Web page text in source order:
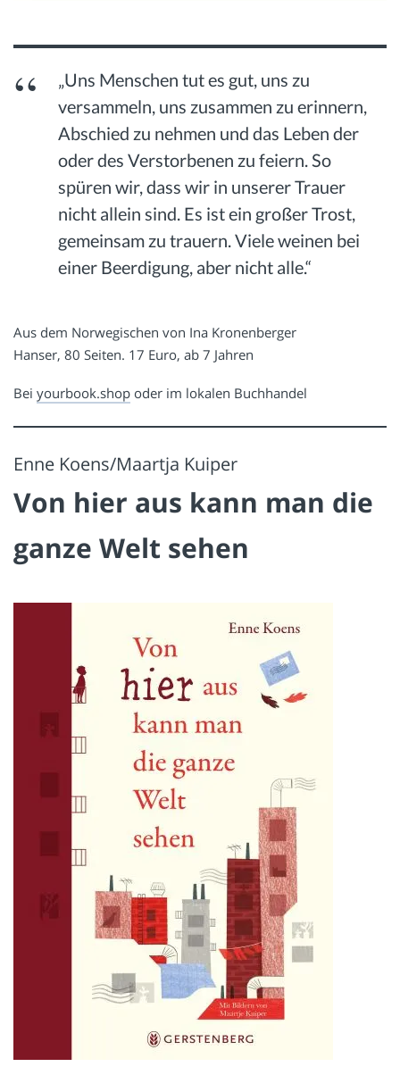
„Uns Menschen tut es gut, uns zu
versammeln, uns zusammen zu erinnern,
Abschied zu nehmen und das Leben der
oder des Verstorbenen zu feiern. So
spüren wir, dass wir in unserer Trauer
nicht allein sind. Es ist ein großer Trost,
gemeinsam zu trauern. Viele weinen bei
einer Beerdigung, aber nicht alle.“
Aus dem Norwegischen von Ina Kronenberger
Hanser, 80 Seiten. 17 Euro, ab 7 Jahren
Bei yourbook.shop oder im lokalen Buchhandel
Enne Koens/Maartja Kuiper
Von hier aus kann man die
ganze Welt sehen